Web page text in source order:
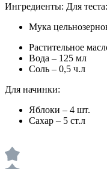
Ингредиенты: Для теста:
Мука
Растительное
Вода – 125 мл
Соль – 0,5 ч.л
Для начинки:
Яблоки – 4 шт.
Сахар – 5 ст.л